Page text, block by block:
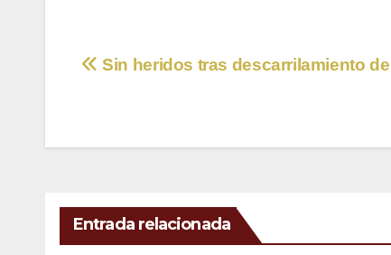
Navegación
entradas
Sin heridos tras descarrilamiento
Entrada relacionada